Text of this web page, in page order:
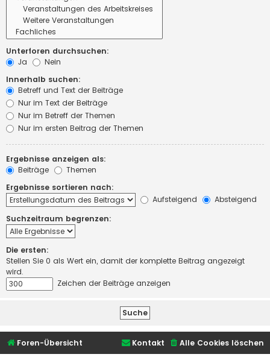
Unterforen durchsuchen:
Ja
Nein
Innerhalb suchen:
Betreff und Text der Beiträge
Nur im Text der Beiträge
Nur im Betreff der Themen
Nur im ersten Beitrag der Themen
Ergebnisse anzeigen als:
Beiträge
Themen
Ergebnisse sortieren nach:
Aufsteigend
Absteigend
Suchzeitraum begrenzen:
Die ersten:
Stellen Sie 0 als Wert ein, damit der komplette Beitrag angezeigt
wird.
Zeichen der Beiträge anzeigen
Foren-Übersicht Alle Cookies löschen
Kontakt